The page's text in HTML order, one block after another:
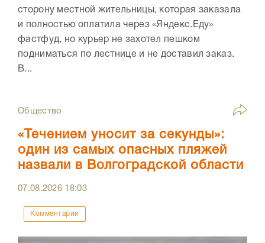
сторону местной жительницы, которая заказала
и полностью оплатила через «Яндекс.Еду»
фастфуд, но курьер не захотел пешком
подниматься по лестнице и не доставил заказ.
В...
Общество
«Течением уносит за секунды»:
один из самых опасных пляжей
назвали в Волгоградской области
07.08.2026 18:03
Комментарии